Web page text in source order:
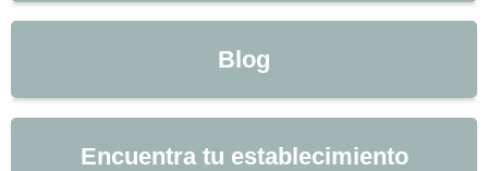
Blog
Encuentra tu establecimiento